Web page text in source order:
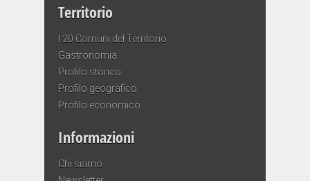
Territorio
I 20 Comuni del Territorio
Gastronomia
Profilo storico
Profilo geografico
Profilo economico
Informazioni
Chi siamo